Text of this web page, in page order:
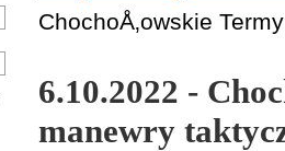
ChochoÅ‚owskie
6.10.2022 -
manewry